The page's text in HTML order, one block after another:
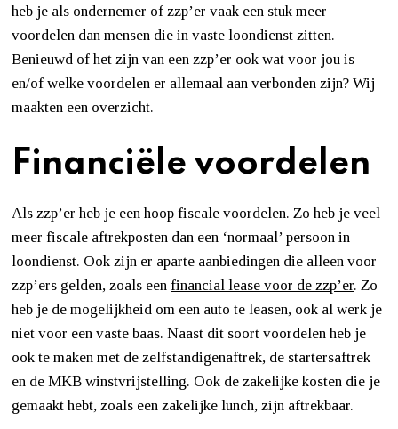
heb je als ondernemer of zzp’er vaak een stuk meer
voordelen dan mensen die in vaste loondienst zitten.
Benieuwd of het zijn van een zzp’er ook wat voor jou is
en/of welke voordelen er allemaal aan verbonden zijn? Wij
maakten een overzicht.
Financiële voordelen
Als zzp’er heb je een hoop fiscale voordelen. Zo heb je veel
meer fiscale aftrekposten dan een ‘normaal’ persoon in
loondienst. Ook zijn er aparte aanbiedingen die alleen voor
zzp’ers gelden, zoals eenfinancial lease voor de zzp’er. Zo
heb je de mogelijkheid om een auto te leasen, ook al werk je
niet voor een vaste baas. Naast dit soort voordelen heb je
ook te maken met de zelfstandigenaftrek, de startersaftrek
en de MKB winstvrijstelling. Ook de zakelijke kosten die je
gemaakt hebt, zoals een zakelijke lunch, zijn aftrekbaar.